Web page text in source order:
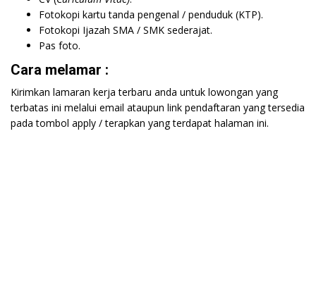
Fotokopi kartu tanda pengenal / penduduk (KTP).
Fotokopi Ijazah SMA / SMK sederajat.
Pas foto.
Cara melamar :
Kirimkan lamaran kerja terbaru anda untuk lowongan yang
terbatas ini melalui email ataupun link pendaftaran yang tersedia
pada tombol apply / terapkan yang terdapat halaman ini.